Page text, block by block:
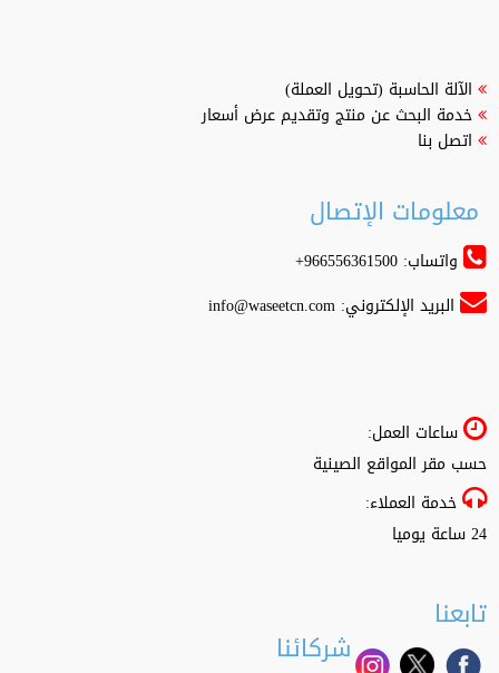
الآلة الحاسبة (تحويل العملة)
خدمة البحث عن منتج وتقديم عرض أسعار
اتصل بنا
معلومات الإتصال
واتساب: 966556361500+
البريد الإلكتروني:info@waseetcn.com
ساعات العمل:
حسب مقر المواقع الصينية
خدمة العملاء:
24 ساعة يوميا
تابعنا
شركائنا